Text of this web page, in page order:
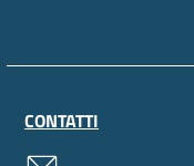
CONTATTI